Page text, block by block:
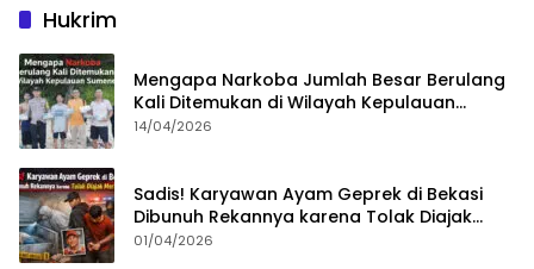
Hukrim
Mengapa Narkoba Jumlah Besar Berulang
Kali Ditemukan di Wilayah Kepulauan
Sumenep?
14/04/2026
Sadis! Karyawan Ayam Geprek di Bekasi
Dibunuh Rekannya karena Tolak Diajak
Merampok Majikan
01/04/2026